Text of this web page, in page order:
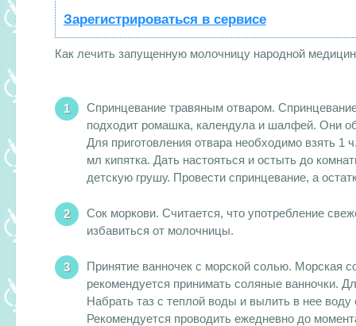
Зарегистрироваться в сервисе
Как лечить запущенную молочницу народной
Спринцевание травяным отваром.
подходит ромашка, календула и шалфей. Они
Для приготовления отвара необходимо взять
мл кипятка. Дать настояться и остыть до
детскую грушу. Провести спринцевание, а
Сок моркови. Считается, что употребление
избавиться от молочницы.
Принятие ванночек с морской солью. Морская
рекомендуется принимать соляные ванночки.
Набрать таз с теплой воды и вылить в нее
Рекомендуется проводить ежедневно до